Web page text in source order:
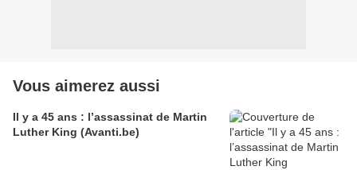
Vous aimerez aussi
Il y a 45 ans : l’assassinat de Martin
Luther King (Avanti.be)